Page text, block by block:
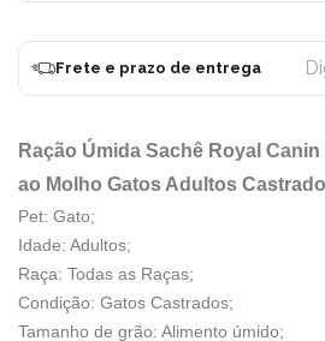
Frete e prazo de entrega
Ração Úmida Sachê Royal
ao Molho Gatos Adultos
Pet: Gato;
Idade: Adultos;
Raça: Todas as Raças;
Condição: Gatos Castrados;
Tamanho de grão: Alimento úmido;